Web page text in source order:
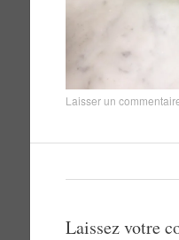
Laisser un
Laissez votre